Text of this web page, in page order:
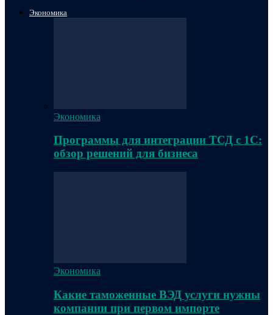
Экономика
Экономика
Программы для интеграции ТСД с 1С:
обзор решений для бизнеса
Экономика
Какие таможенные ВЭД услуги нужны
компании при первом импорте